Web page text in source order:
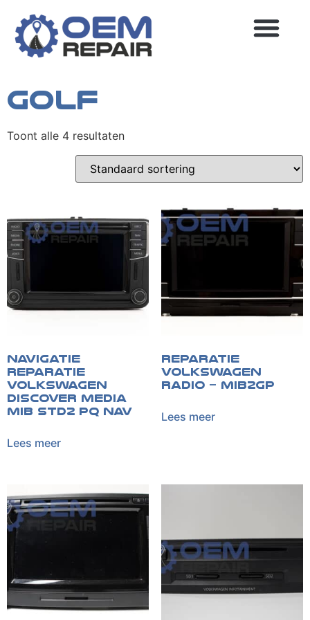
Golf
Toont alle 4 resultaten
Navigatie
reparatie
Volkswagen
Discover Media
MIB STD2 PQ NAV
Lees meer
Reparatie
Volkswagen
radio – MIB2GP
Lees meer